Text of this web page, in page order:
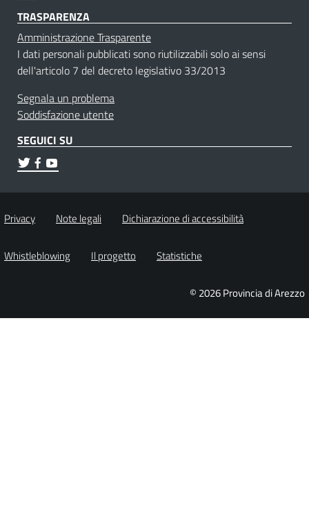
TRASPARENZA
Amministrazione Trasparente
I dati personali pubblicati sono riutilizzabili solo ai sensi
dell'articolo 7 del decreto legislativo 33/2013
Segnala un problema
Soddisfazione utente
SEGUICI SU
Privacy Note legali Dichiarazione di accessibilità
Whistleblowing Il progetto Statistiche
© 2026 Provincia di Arezzo